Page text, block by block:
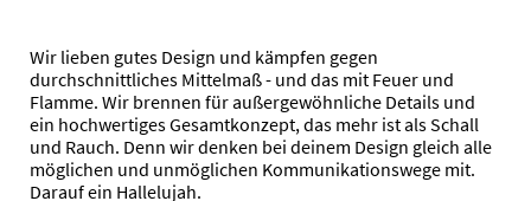
Wir lieben gutes Design und kämpfen gegen
durchschnittliches Mittelmaß - und das mit Feuer und
Flamme. Wir brennen für außergewöhnliche Details und
ein hochwertiges Gesamtkonzept, das mehr ist als Schall
und Rauch. Denn wir denken bei deinem Design gleich alle
möglichen und unmöglichen Kommunikationswege mit.
Darauf ein Hallelujah.